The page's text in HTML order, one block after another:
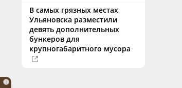
i
В самых грязных местах
Ульяновска разместили
девять дополнительных
бункеров для
крупногабаритного мусора